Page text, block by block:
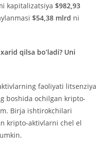
kapitalizatsiya$982,93
$54,38 mlrd ni
qilsa bo’ladi? Uni
faoliyati litsenziya
boshida ochilgan kripto-
Birja ishtirokchilari
kripto-aktivlarni chel el